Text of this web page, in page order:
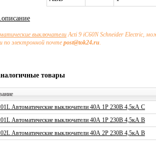
выключателиActi 9 iC60N Schneider Electric,
по электронной почте post@tok24.ru.
товары
Автоматические выключатели 40А 1P 230В 4,5кА C
Автоматические выключатели 40А 1P 230В 4,5кА B
Автоматические выключатели 40А 2P 230В 4,5кА B